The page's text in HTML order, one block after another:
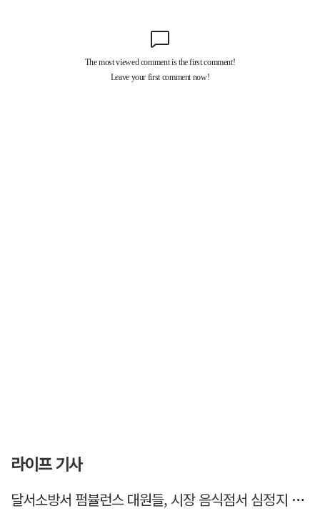
라이프 기사
달서소방서 펌뷸런스 대원들, 시장 음식점서 심정지 환자 생명 살려